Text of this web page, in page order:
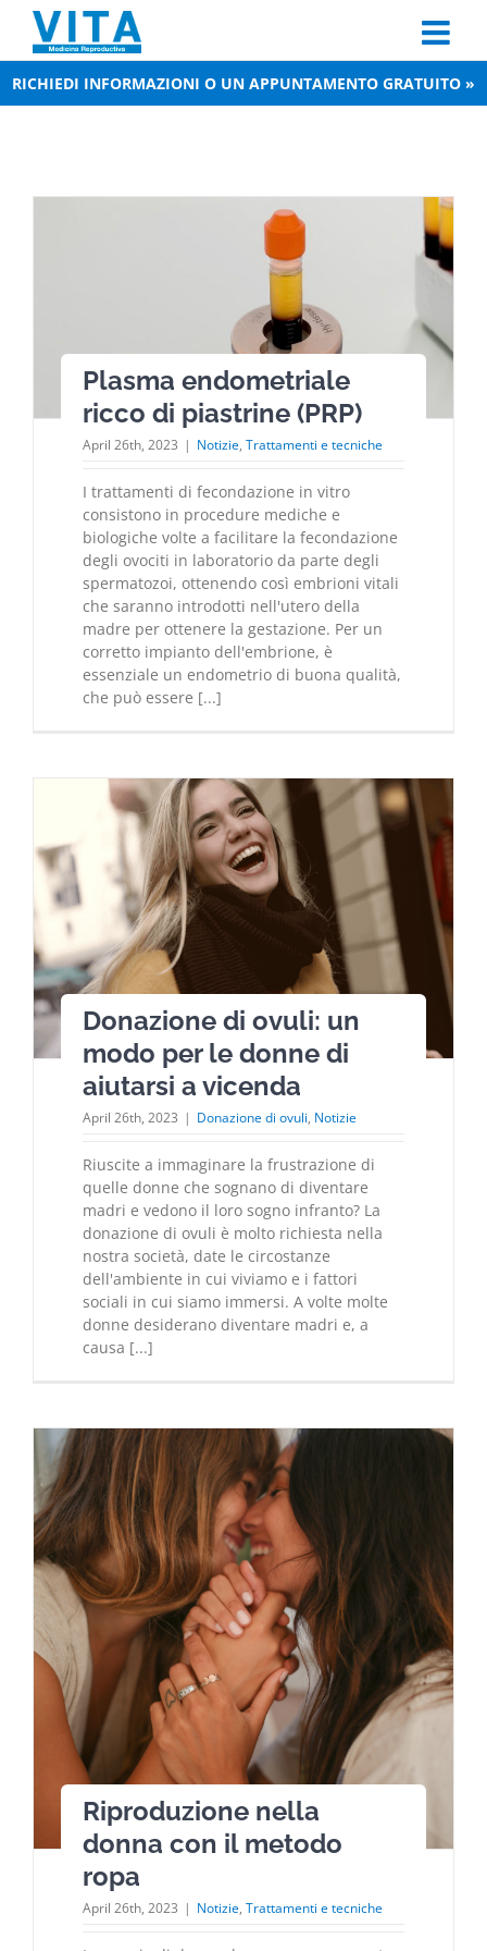
content
RICHIEDI INFORMAZIONI O UN APPUNTAMENTO GRATUITO »
Plasma endometriale
ricco di piastrine (PRP)
April 26th, 2023 | Notizie, Trattamenti e tecniche
I trattamenti di fecondazione in vitro
consistono in procedure mediche e
biologiche volte a facilitare la fecondazione
degli ovociti in laboratorio da parte degli
spermatozoi, ottenendo così embrioni vitali
che saranno introdotti nell'utero della
madre per ottenere la gestazione. Per un
corretto impianto dell'embrione, è
essenziale un endometrio di buona qualità,
che può essere [...]
Donazione di ovuli: un
modo per le donne di
aiutarsi a vicenda
April 26th, 2023 | Donazione di ovuli, Notizie
Riuscite a immaginare la frustrazione di
quelle donne che sognano di diventare
madri e vedono il loro sogno infranto? La
donazione di ovuli è molto richiesta nella
nostra società, date le circostanze
dell'ambiente in cui viviamo e i fattori
sociali in cui siamo immersi. A volte molte
donne desiderano diventare madri e, a
causa [...]
Riproduzione nella
donna con il metodo
ropa
April 26th, 2023 | Notizie, Trattamenti e tecniche